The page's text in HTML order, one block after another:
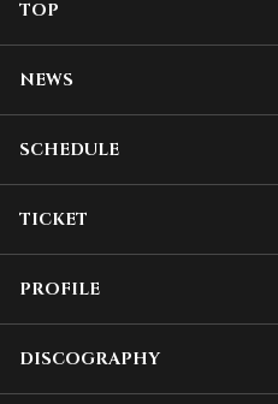
TOP
NEWS
SCHEDULE
TICKET
PROFILE
DISCOGRAPHY